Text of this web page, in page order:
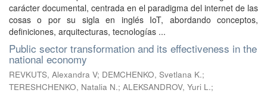
carácter documental, centrada en el paradigma del internet de las
cosas o por su sigla en inglés IoT, abordando conceptos,
definiciones, arquitecturas, tecnologías ...
Public sector transformation and its effectiveness in the
national economy
REVKUTS, Alexandra V; DEMCHENKO, Svetlana K.;
TERESHCHENKO, Natalia N.; ALEKSANDROV, Yuri L.;